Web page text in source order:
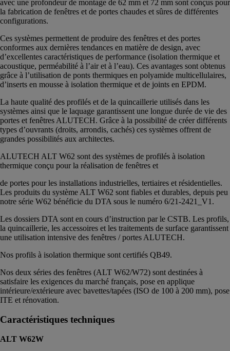
avec une profondeur de montage de 62 mm et 72 mm sont conçus pour
la fabrication de fenêtres et de portes chaudes et sûres de différentes
configurations.
Ces systèmes permettent de produire des fenêtres et des portes
conformes aux dernières tendances en matière de design, avec
d’excellentes caractéristiques de performance (isolation thermique et
acoustique, perméabilité à l’air et à l’eau). Ces avantages sont obtenus
grâce à l’utilisation de ponts thermiques en polyamide multicellulaires,
d’inserts en mousse à isolation thermique et de joints en EPDM.
La haute qualité des profilés et de la quincaillerie utilisés dans les
systèmes ainsi que le laquage garantissent une longue durée de vie des
portes et fenêtres ALUTECH. Grâce à la possibilité de créer différents
types d’ouvrants (droits, arrondis, cachés) ces systèmes offrent de
grandes possibilités aux architectes.
ALUTECH ALT W62 sont des systèmes de profilés à isolation
thermique conçu pour la réalisation de fenêtres et
de portes pour les installations industrielles, tertiaires et résidentielles.
Les produits du système ALT W62 sont fiables et durables, depuis peu
notre série W62 bénéficie du DTA sous le numéro 6/21-2421_V1.
Les dossiers DTA sont en cours d’instruction par le CSTB. Les profils,
la quincaillerie, les accessoires et les traitements de surface garantissent
une utilisation intensive des fenêtres / portes ALUTECH.
Nos profils à isolation thermique sont certifiés QB49.
Nos deux séries des fenêtres (ALT W62/W72) sont destinées à
satisfaire les exigences du marché français, pose en applique
intérieure/extérieure avec bavettes/tapées (ISO de 100 à 200 mm), pose
ITE et rénovation.
Caractéristiques techniques
ALT W62W